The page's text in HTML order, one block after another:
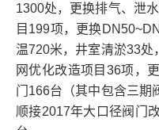
1300处，更换排气、泄
目199项，更换
温720米，井室清淤33处
网优化改造项目36项，
门166台（其中包含三期
顺接2017年大口径阀门